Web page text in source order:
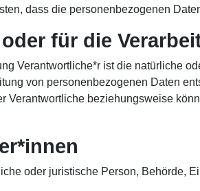
dass die personenbezogenen
für die
Verantwortliche*r ist die natürliche
von personenbezogenen Daten
Verantwortliche beziehungsweise
oder juristische Person, Behörde,